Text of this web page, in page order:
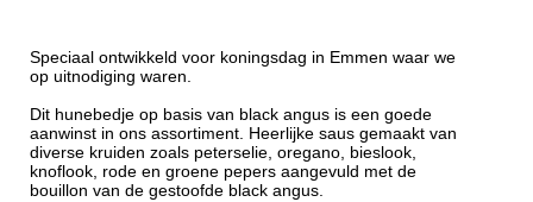
Speciaal ontwikkeld voor koningsdag in Emmen waar we
op uitnodiging waren.
Dit hunebedje op basis van black angus is een goede
aanwinst in ons assortiment. Heerlijke saus gemaakt van
diverse kruiden zoals peterselie, oregano, bieslook,
knoflook, rode en groene pepers aangevuld met de
bouillon van de gestoofde black angus.